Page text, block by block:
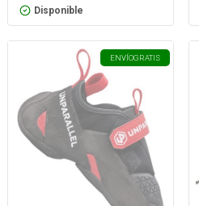
Disponible
ENVÍOGRATIS